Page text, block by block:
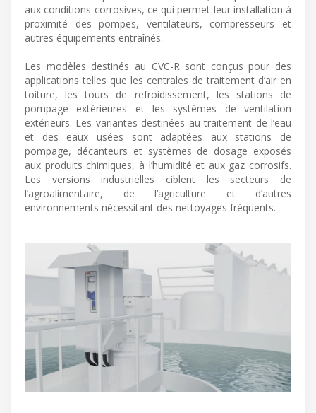
aux conditions corrosives, ce qui permet leur installation à
proximité des pompes, ventilateurs, compresseurs et
autres équipements entraînés.
Les modèles destinés au CVC-R sont conçus pour des
applications telles que les centrales de traitement d’air en
toiture, les tours de refroidissement, les stations de
pompage extérieures et les systèmes de ventilation
extérieurs. Les variantes destinées au traitement de l’eau
et des eaux usées sont adaptées aux stations de
pompage, décanteurs et systèmes de dosage exposés
aux produits chimiques, à l’humidité et aux gaz corrosifs.
Les versions industrielles ciblent les secteurs de
l’agroalimentaire, de l’agriculture et d’autres
environnements nécessitant des nettoyages fréquents.